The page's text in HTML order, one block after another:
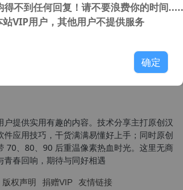
户提供实用有趣的内容。技术分享主打原创汉
件应用技巧，干货满满易懂好上手；同时原创
70、80、90 后重温像素热血时光。这里无商
青春回响，期待与同好相遇
版权声明 捐赠VIP 友情链接
得不到任何回复！请不要浪费你的时间
站VIP用户，其他用户不提供服务
确定